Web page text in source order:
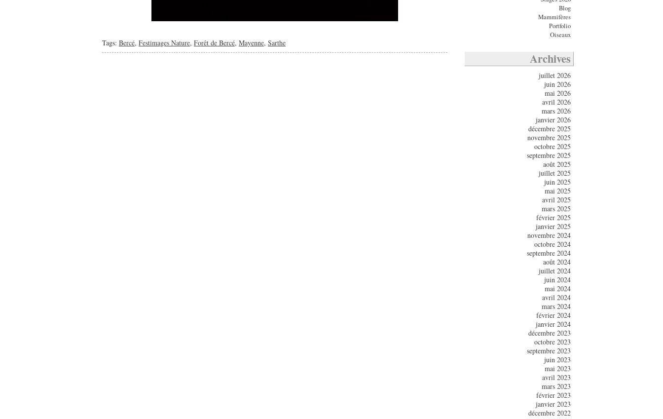
Tags: Bercé, Festimages Nature, Forêt de Bercé, Mayenne, Sarthe
Blog
Mammifères
Portfolio
Oiseaux
Archives
juillet 2026
juin 2026
mai 2026
avril 2026
mars 2026
janvier 2026
décembre 2025
novembre 2025
octobre 2025
septembre 2025
août 2025
juillet 2025
juin 2025
mai 2025
avril 2025
mars 2025
février 2025
janvier 2025
novembre 2024
octobre 2024
septembre 2024
août 2024
juillet 2024
juin 2024
mai 2024
avril 2024
mars 2024
février 2024
janvier 2024
décembre 2023
octobre 2023
septembre 2023
juin 2023
mai 2023
avril 2023
mars 2023
février 2023
janvier 2023
décembre 2022